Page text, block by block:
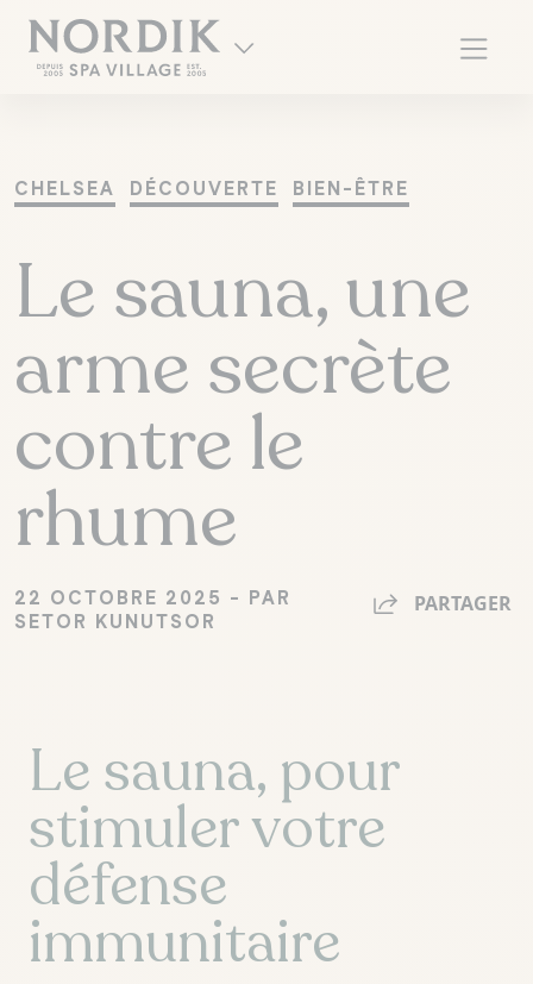
EN
CHELSEA DÉCOUVERTE BIEN-ÊTRE
Le sauna, une
arme secrète
contre le
rhume
22 OCTOBRE 2025 - PAR
SETOR KUNUTSOR
PARTAGER
Le sauna, pour
stimuler votre
défense
immunitaire